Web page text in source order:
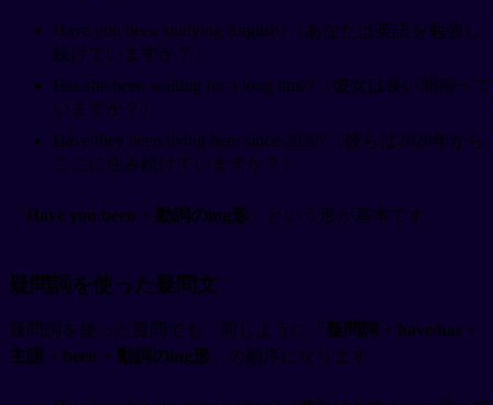
Have you been studying English?（あなたは英語を勉強し
続けていますか？）
Has she been waiting for a long time?（彼女は長い間待って
いますか？）
Have they been living here since 2020?（彼らは2020年から
ここに住み続けていますか？）
Have you been + 動詞のing形 」という形が基本です。
疑問詞を使った疑問文
疑問詞を使った質問でも、同じように「 疑問詞 + have/has +
主語 + been + 動詞のing形 」の順序になります。